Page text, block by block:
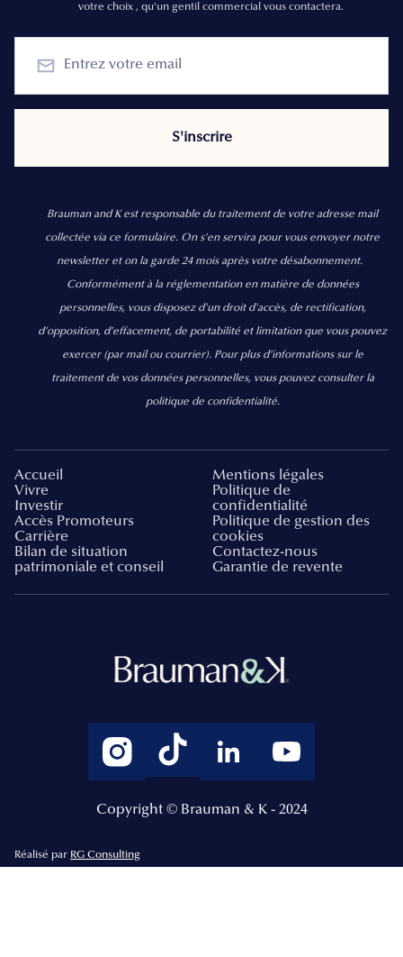
votre choix , qu'un gentil commercial vous contactera.
Brauman and K est responsable du traitement de votre adresse mail
collectée via ce formulaire. On s’en servira pour vous envoyer notre
newsletter et on la garde 24 mois après votre désabonnement.
Conformément à la réglementation en matière de données
personnelles, vous disposez d'un droit d'accès, de rectification,
d’opposition, d’effacement, de portabilité et limitation que vous pouvez
exercer (par mail ou courrier). Pour plus d’informations sur le
traitement de vos données personnelles, vous pouvez consulter la
politique de confidentialité.
Accueil
Vivre
Investir
Accès Promoteurs
Carrière
Bilan de situation
patrimoniale et conseil
Mentions légales
Politique de
confidentialité
Politique de gestion des
cookies
Contactez-nous
Garantie de revente
Copyright © Brauman & K - 2024
Réalisé par RG Consulting